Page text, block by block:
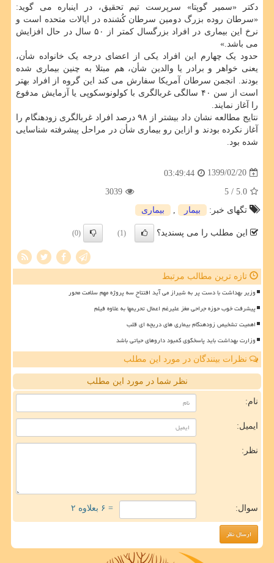
دکتر «سمیر گوپتا» سرپرست تیم تحقیق، در اینباره می گوید:
«سرطان روده بزرگ دومین سرطان کُشنده در ایالات متحده است و
نرخ این بیماری در افراد بزرگسال کمتر از ۵۰ سال در حال افزایش
می باشد.»
حدود یک چهارم این افراد یکی از اعضای درجه یک خانواده شأن،
یعنی خواهر و برادر یا والدین شأن، هم مبتلا به چنین بیماری شده
بودند. انجمن سرطان آمریکا سفارش می کند این گروه از افراد بهتر
است از سن ۴۰ سالگی غربالگری با کولونوسکوپی یا آزمایش مدفوع
را آغاز نمایند.
نتایج مطالعه نشان داد بیشتر از ۹۸ درصد افراد غربالگری زودهنگام را
آغاز نکرده بودند و ازاین رو بیماری شأن در مراحل پیشرفته شناسایی
شده بود.
1399/02/20
03:49:44
5.0
/ 5
3039
تگهای خبر:
بیمار بیماری
این مطلب را می پسندید؟ (1)
(0)
تازه ترین مطالب مرتبط
وزیر بهداشت با دست پر به شیراز می آید افتتاح سه پروژه مهم سلامت محور
پیشرفت خوب حوزه جراحی مغز علیرغم اعمال تحریمها به علاوه فیلم
اهمیت تشخیص زودهنگام بیماری های دریچه ای قلب
وزارت بهداشت باید پاسخگوی کمبود داروهای حیاتی باشد
نظرات بینندگان در مورد این مطلب
نظر شما در مورد این مطلب
نام:
ایمیل:
نظر:
سوال: = ۶ بعلاوه ۲